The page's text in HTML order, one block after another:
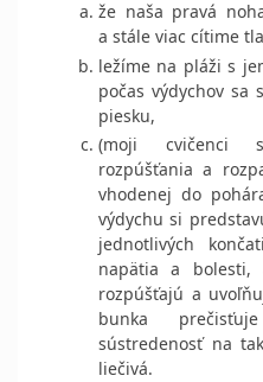
že naša pravá
a stále viac cítime
ležíme na pláži s
počas výdychov sa
piesku,
(moji cvičenci
rozpúšťania a
vhodenej do
výdychu si
jednotlivých
napätia a bolesti,
rozpúšťajú a
bunka
sústredenosť na
liečivá.